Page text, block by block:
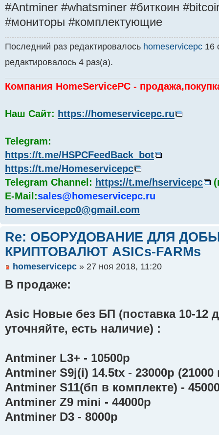
#Antminer #whatsminer #биткоин
#мониторы #комплектующие
Последний раз редактировалось homeservicepc 16
редактировалось 4 раз(а).
Компания HomeServicePC -
Наш Сайт: https://homeservicepc.ru
Telegram:
https://t.me/HSPCFeedBack_bot
https://t.me/Homeservicepc
Telegram Channel: https://t.me/hservicepc
E-Mail:sales@homeservicepc.ru
homeservicepc0@gmail.com
Re: ОБОРУДОВАНИЕ ДЛЯ
КРИПТОВАЛЮТ ASICs-FARMs
homeservicepc » 27 ноя 2018, 11:20
В продаже:
Asic Новые без БП (поставка 10-12
уточняйте, есть наличие) :
Antminer L3+ - 10500р
Antminer S9j(i) 14.5tx - 23000р (21000
Antminer S11(бп в комплекте) -
Antminer Z9 mini - 44000р
Antminer D3 - 8000р